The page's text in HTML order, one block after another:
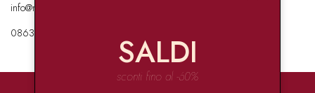
info@marynda.com
08631871946
SALDI
sconti fino al -60%